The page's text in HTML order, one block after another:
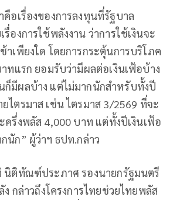
อเรื่องของการลงทุนที่รัฐบาล
รื่องการใช้พลังงาน ว่าการใช้เงินจะ
าเพียงใด โดยการกระตุ้นการบริโภค
ทแรก ยอมรับว่ามีผลต่อเงินเฟ้อบ้าง
มีผลบ้าง แต่ไม่มากนักสำหรับทั้งปี
ไตรมาส เช่น ไตรมาส 3/2569 ที่จะ
ครึ่งพลัส 4,000 บาท แต่ทั้งปีเงินเฟ้อ
นัก” ผู้ว่าฯ ธปท.กล่าว
นิติทัณฑ์ประภาศ รองนายกรัฐมนตรี
ง กล่าวถึงโครงการไทยช่วยไทยพลัส